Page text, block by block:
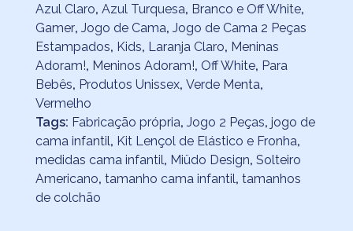
Azul Claro, Azul Turquesa, Branco e Off White,
Gamer, Jogo de Cama, Jogo de Cama 2 Peças
Estampados, Kids, Laranja Claro, Meninas
Adoram!, Meninos Adoram!, Off White, Para
Bebês, Produtos Unissex, Verde Menta,
Vermelho
Tags: Fabricação própria, Jogo 2 Peças, jogo de
cama infantil, Kit Lençol de Elástico e Fronha,
medidas cama infantil, Miüdo Design, Solteiro
Americano, tamanho cama infantil, tamanhos
de colchão